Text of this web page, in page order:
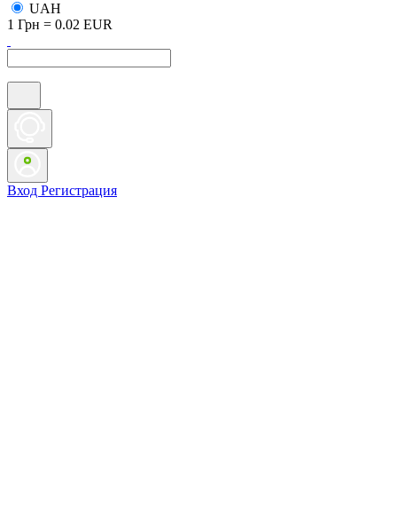
UAH
1 Грн = 0.02 EUR
Вход Регистрация